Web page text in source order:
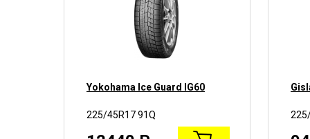
Yokohama Ice Guard IG60
225/45R17 91Q